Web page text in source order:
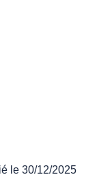
le 30/12/2025